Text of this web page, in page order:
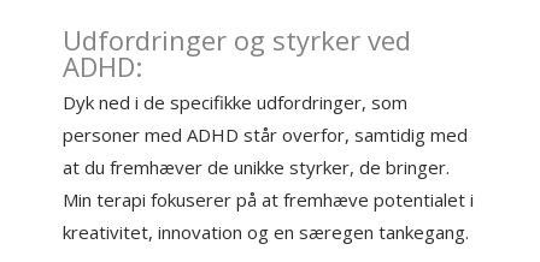
Udfordringer og styrker ved
ADHD:
Dyk ned i de specifikke udfordringer, som
personer med ADHD står overfor, samtidig med
at du fremhæver de unikke styrker, de bringer.
Min terapi fokuserer på at fremhæve potentialet i
kreativitet, innovation og en særegen tankegang.